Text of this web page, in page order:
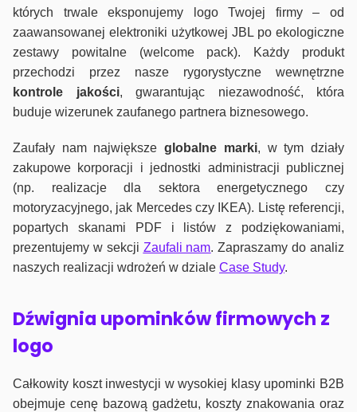
których trwale eksponujemy logo Twojej firmy – od
zaawansowanej elektroniki użytkowej JBL po ekologiczne
zestawy powitalne (welcome pack). Każdy produkt
przechodzi przez nasze rygorystyczne wewnętrzne
kontrole jakości, gwarantując niezawodność, która
buduje wizerunek zaufanego partnera biznesowego.
Zaufały nam największeglobalne marki, w tym działy
zakupowe korporacji i jednostki administracji publicznej
(np. realizacje dla sektora energetycznego czy
motoryzacyjnego, jak Mercedes czy IKEA). Listę referencji,
popartych skanami PDF i listów z podziękowaniami,
prezentujemy w sekcji Zaufali nam. Zapraszamy do analiz
naszych realizacji wdrożeń w dziale Case Study.
Dźwignia upominków firmowych z
logo
Całkowity koszt inwestycji w wysokiej klasy upominki B2B
obejmuje cenę bazową gadżetu, koszty znakowania oraz